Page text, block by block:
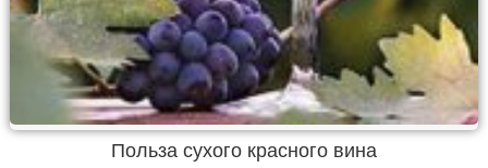
Польза сухого красного вина